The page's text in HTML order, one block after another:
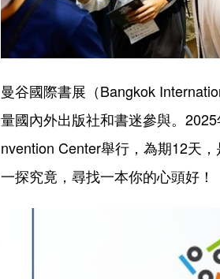
曼谷國際書展（Bangkok
量國內外出版社和書迷參與。
nvention Center舉行，為期12天
一探究竟，尋找一本你的心頭好！